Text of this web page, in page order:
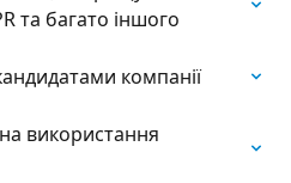
та багато іншого
компанії
використання